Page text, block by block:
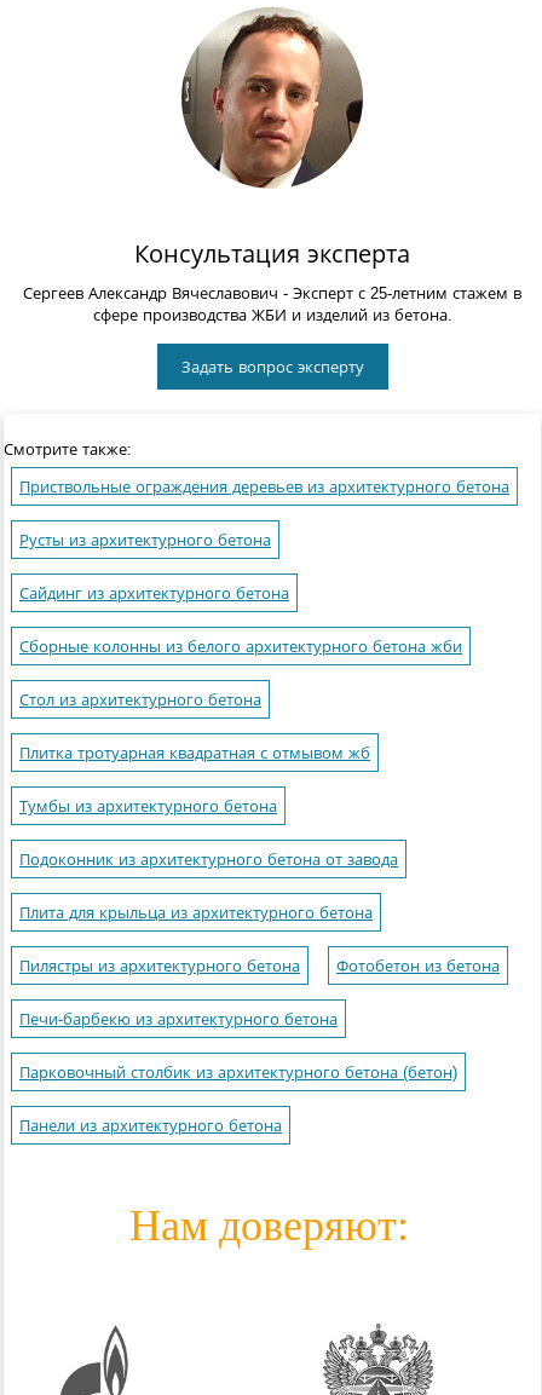
Консультация эксперта
Сергеев Александр Вячеславович - Эксперт с 25-летним стажем в
сфере производства ЖБИ и изделий из бетона.
Задать вопрос эксперту
Смотрите также:
Приствольные ограждения деревьев из архитектурного бетона
Русты из архитектурного бетона
Сайдинг из архитектурного бетона
Сборные колонны из белого архитектурного бетона жби
Стол из архитектурного бетона
Плитка тротуарная квадратная с отмывом жб
Тумбы из архитектурного бетона
Подоконник из архитектурного бетона от завода
Плита для крыльца из архитектурного бетона
Пилястры из архитектурного бетона Фотобетон из бетона
Печи-барбекю из архитектурного бетона
Парковочный столбик из архитектурного бетона (бетон)
Панели из архитектурного бетона
Нам доверяют: